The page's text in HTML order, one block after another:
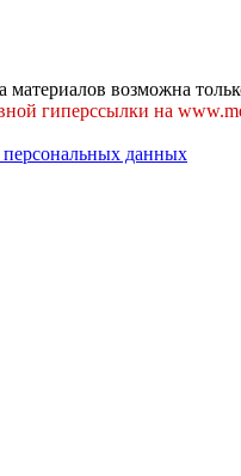
возможна
гиперссылки на
данных